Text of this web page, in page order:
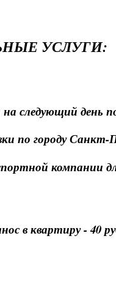
УСЛУГИ:
следующий день
по городу Санкт-
компании
в квартиру - 40